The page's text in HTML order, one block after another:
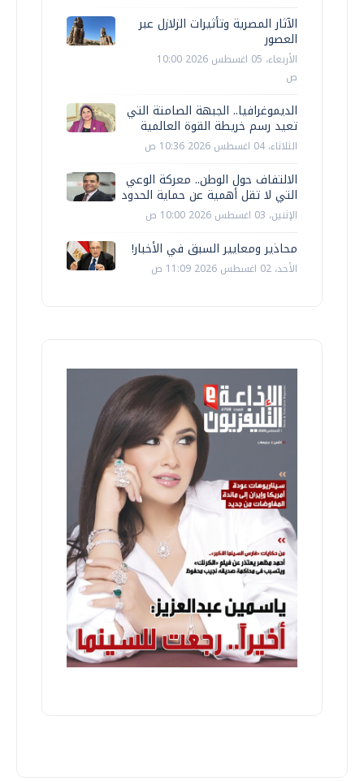
الآثار المصرية وتأثيرات الزلازل عبر
العصور
الأربعاء، 05 اغسطس 2026 10:00
ص
الديموغرافيا.. الجبهة الصامتة التي
تعيد رسم خريطة القوة العالمية
الثلاثاء، 04 اغسطس 2026 10:36 ص
الالتفاف حول الوطن.. معركة الوعي
التي لا تقل أهمية عن حماية الحدود
الإثنين، 03 اغسطس 2026 10:00 ص
محاذير ومعايير السبق في الأخبار!
الأحد، 02 اغسطس 2026 11:09 ص